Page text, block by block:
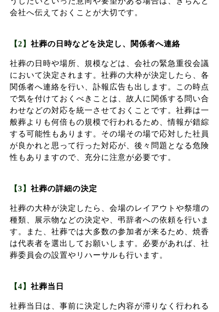
会社へ伝えておくことが大切です。
【2】 社葬の日時などを決定し、関係者へ連絡
社葬の日時や場所、規模などは、会社の緊急重役会議
において決定されます。社葬の大枠が決定したら、各
関係者へ連絡を行い、訃報広告も出します。この時点
で気を付けておくべきことは、故人に関係する問い合
わせなどの対応を統一させておくことです。社葬は一
般葬よりも何倍もの規模で行われるため、情報が錯綜
する可能性もあります。その場その場で応対した社員
が良かれと思って行った対応が、後々問題となる危険
性もありますので、充分に注意が必要です。
【3】 社葬の詳細の決定
社葬の大枠が決定したら、会場のレイアウトや祭壇の
種類、展示物などの決定や、弔辞者への依頼を行いま
す。また、社葬では大多数の参加者が来るため、焼香
は代表者を選出してお願いします。必要があれば、社
葬委員会の設置やリハーサルも行います。
【4】 社葬当日
社葬当日は、事前に決定した内容が滞りなく行われる